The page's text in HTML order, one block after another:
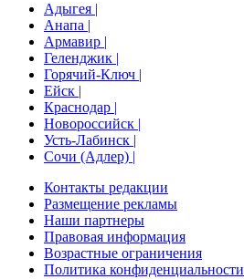
Адыгея |
Анапа |
Армавир |
Геленджик |
Горячий-Ключ |
Ейск |
Краснодар |
Новороссийск |
Усть-Лабинск |
Сочи (Адлер) |
Контакты редакции
Размещение рекламы
Наши партнеры
Правовая информация
Возрастные ограничения
Политика конфиденциальности